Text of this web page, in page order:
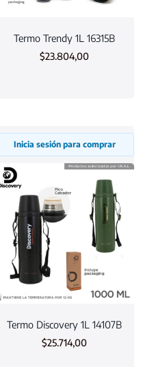
Termo Trendy 1L 16315B
$23.804,00
Inicia sesión para comprar
Termo Discovery 1L 14107B
$25.714,00